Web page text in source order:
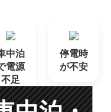
中泊
電源
不足
停電時
が不安